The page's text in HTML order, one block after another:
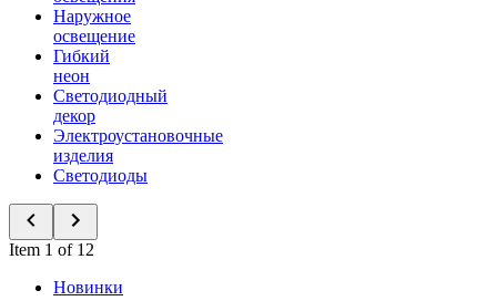
Наружное
освещение
Гибкий
неон
Светодиодный
декор
Электроустановочные
изделия
Светодиоды
Item 1 of 12
Новинки